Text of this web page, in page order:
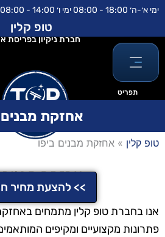
לתוכן
דילוג
ימי א׳-ה׳ 18:00 - 08:00 ימי ו׳ 14:00 - 08:00 שבת וחגים: סגור
תפריט
טופ קלין
חברת ניקיון בפריסת
אחזקת מבנים
טופ קלין » אחזקת מבנים ביפו
אחזקת מבנים
>> להצעת מחיר
אנו בחברת טופ קלין מתמחים
פתרונות מקצועיים ומקיפים